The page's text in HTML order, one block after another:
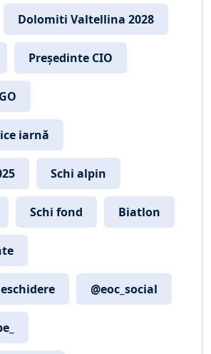
Dolomiti Valtellina 2028
Președinte CIO
iarnă
Schi alpin
Schi fond Biatlon
@eoc_social